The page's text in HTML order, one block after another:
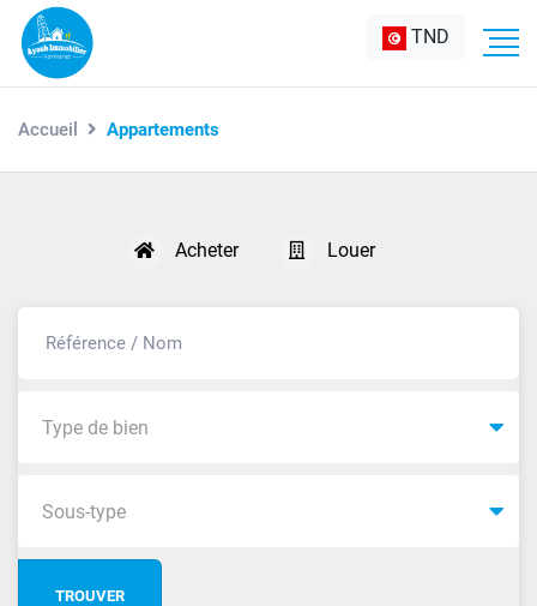
TND
Accueil Appartements
Acheter Louer
Type de bien
Sous-type